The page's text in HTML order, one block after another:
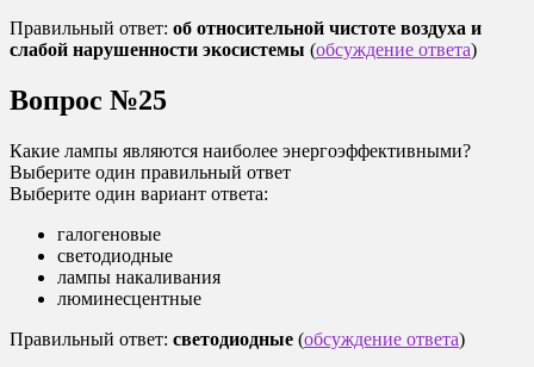
Правильный ответ: об относительной чистоте воздуха и
слабой нарушенности экосистемы (обсуждение ответа)
Вопрос №25
Какие лампы являются наиболее энергоэффективными?
Выберите один правильный ответ
Выберите один вариант ответа:
галогеновые
светодиодные
лампы накаливания
люминесцентные
Правильный ответ: светодиодные (обсуждение ответа)